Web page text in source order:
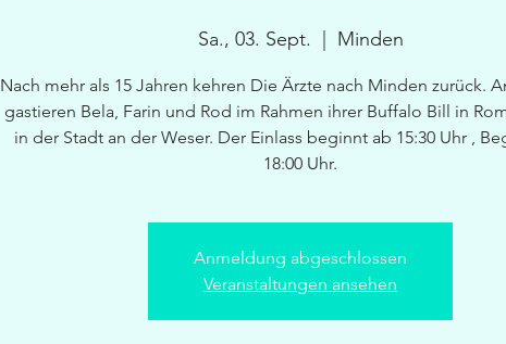
Sa., 03. Sept. Minden
Nach mehr als 15 Jahren kehren Die Ärzte nach Minden zurück.
gastieren Bela, Farin und Rod im Rahmen ihrer Buffalo Bill in
in der Stadt an der Weser. Der Einlass beginnt ab 15:30 Uhr ,
18:00 Uhr.
Anmeldung abgeschlossen
Veranstaltungen ansehen